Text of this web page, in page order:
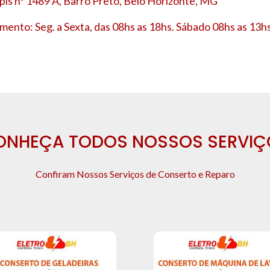
Seg. a Sexta, das 08hs as 18hs. Sábado 08hs as
TODOS NOSSOS
Confiram Nossos Serviços de Conserto e Reparo